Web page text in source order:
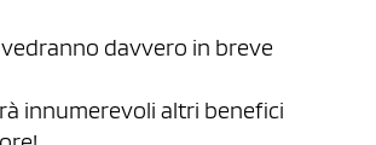
davvero in breve
innumerevoli altri benefici